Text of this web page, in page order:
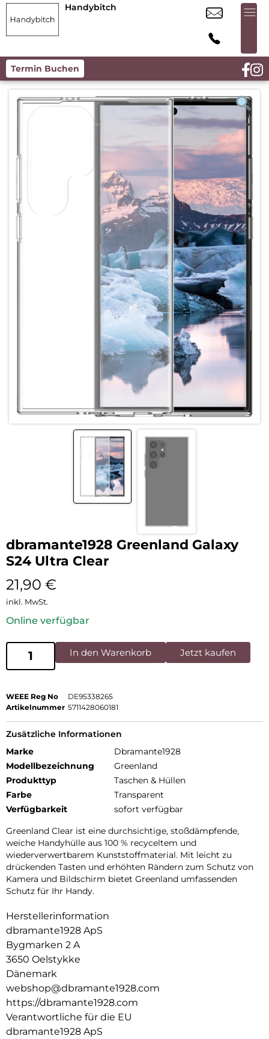
Handybitch
Termin Buchen
dbramante1928 Greenland Galaxy
S24 Ultra Clear
21,90 €
inkl. MwSt.
Online verfügbar
In den Warenkorb Jetzt kaufen
WEEE Reg No
DE95338265
Artikelnummer 5711428060181
Zusätzliche Informationen
Marke
Dbramante1928
Modellbezeichnung
Greenland
Produkttyp
Taschen & Hüllen
Farbe
Transparent
Verfügbarkeit
sofort verfügbar
Greenland Clear ist eine durchsichtige, stoßdämpfende,
weiche Handyhülle aus 100 % recyceltem und
wiederverwertbarem Kunststoffmaterial. Mit leicht zu
drückenden Tasten und erhöhten Rändern zum Schutz von
Kamera und Bildschirm bietet Greenland umfassenden
Schutz für Ihr Handy.
Herstellerinformation
dbramante1928 ApS
Bygmarken 2 A
3650 Oelstykke
Dänemark
webshop@dbramante1928.com
https://dbramante1928.com
Verantwortliche für die EU
dbramante1928 ApS